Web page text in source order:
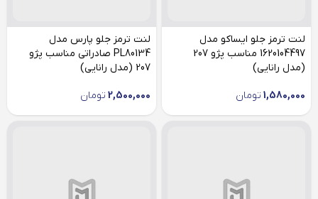
لنت ترمز جلو ایساکو مدل
1620104497 مناسب پژو 207
(مدل رانایی)
1,580,000 تومان
لنت ترمز جلو پارس مدل
PL80134 صادراتی مناسب پژو
207 (مدل رانایی)
2,500,000 تومان